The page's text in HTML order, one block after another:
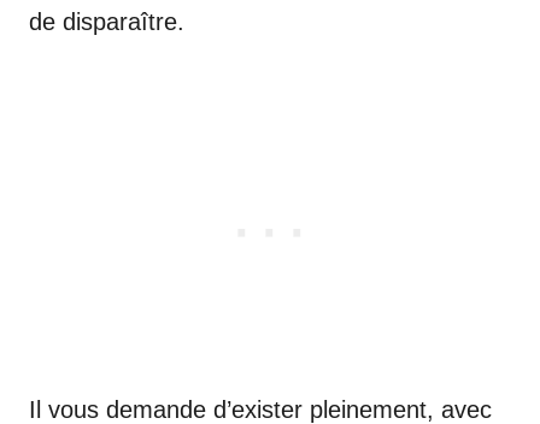
de disparaître.
Il vous demande d’exister pleinement, avec